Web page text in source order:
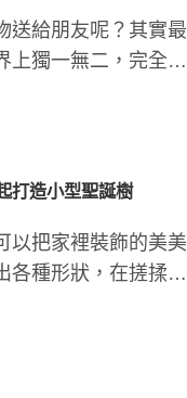
送給朋友呢？其實最
上獨一無二，完全是
打造小型聖誕樹
以把家裡裝飾的美美
各種形狀，在搓揉的